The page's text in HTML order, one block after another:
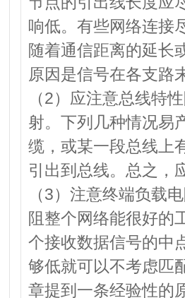
响低。有些网络连接
随着通信距离的延长
原因是信号在各支路
（2）应注意总线特
射。下列几种情况易
缆，或某一段总线上
引出到总线。总之，
（3）注意终端负载
阻整个网络能很好的
个接收数据信号的中
够低就可以不考虑匹
章提到一条经验性的